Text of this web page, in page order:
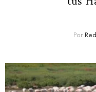
Por